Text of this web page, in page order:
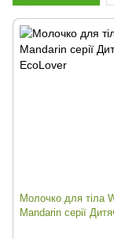
Молочко для тіла
Mandarin серії